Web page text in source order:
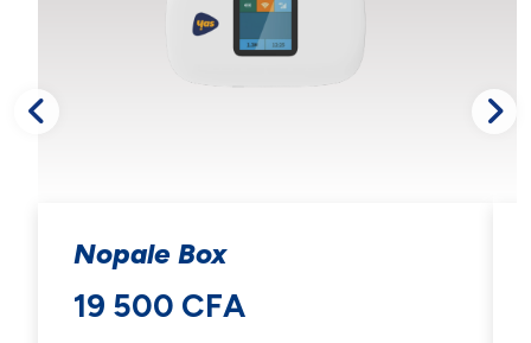
Nopale Box
19 500 CFA
L'IMPORTANCE À VOTRE VIE
PRIVÉE